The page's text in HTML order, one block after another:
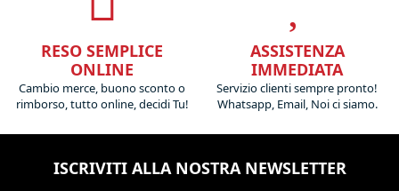
RESO SEMPLICE
ONLINE
Cambio merce, buono sconto o
rimborso, tutto online, decidi Tu!
ASSISTENZA
IMMEDIATA
Servizio clienti sempre pronto!
Whatsapp, Email, Noi ci siamo.
ISCRIVITI ALLA NOSTRA NEWSLETTER